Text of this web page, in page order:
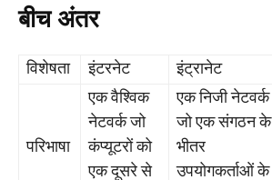
बीच अंतर
विशेषता इंटरनेट इंट्रानेट
परिभाषा
एक वैश्विक
नेटवर्क जो
कंप्यूटरों को
एक दूसरे से
एक निजी नेटवर्क
जो एक संगठन के
भीतर
उपयोगकर्ताओं के